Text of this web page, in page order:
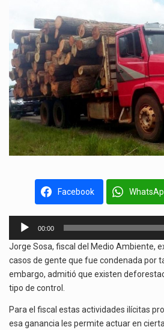
Facebook
Reproductor
audio
00:00
Jorge Sosa, fiscal del Medio Ambiente,
casos de gente que fue condenada por
embargo, admitió que existen
tipo de control.
Para el fiscal estas actividades ilícitas
esa ganancia les permite actuar en